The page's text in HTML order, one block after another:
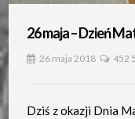
26 maja – Dzień
26 maja 2018 452
Dziś z okazji Dnia